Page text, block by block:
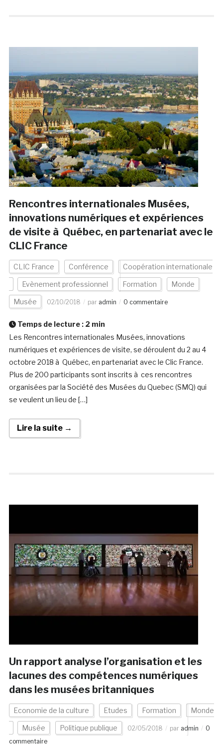
Rencontres internationales Musées,
innovations numériques et expériences
de visite à Québec, en partenariat avec le
CLIC France
CLIC France Conférence Coopération internationale
Evènement professionnel Formation Monde
Musée 02/10/2018 par admin 0 commentaire
Temps de lecture : 2 min
Les Rencontres internationales Musées, innovations
numériques et expériences de visite, se déroulent du 2 au 4
octobre 2018 à Québec, en partenariat avec le Clic France.
Plus de 200 participants sont inscrits à ces rencontres
organisées par la Société des Musées du Quebec (SMQ) qui
se veulent un lieu de […]
Lire la suite →
Un rapport analyse l’organisation et les
lacunes des compétences numériques
dans les musées britanniques
Economie de la culture Etudes Formation Monde
Musée Politique publique 02/05/2018 par admin
0
commentaire